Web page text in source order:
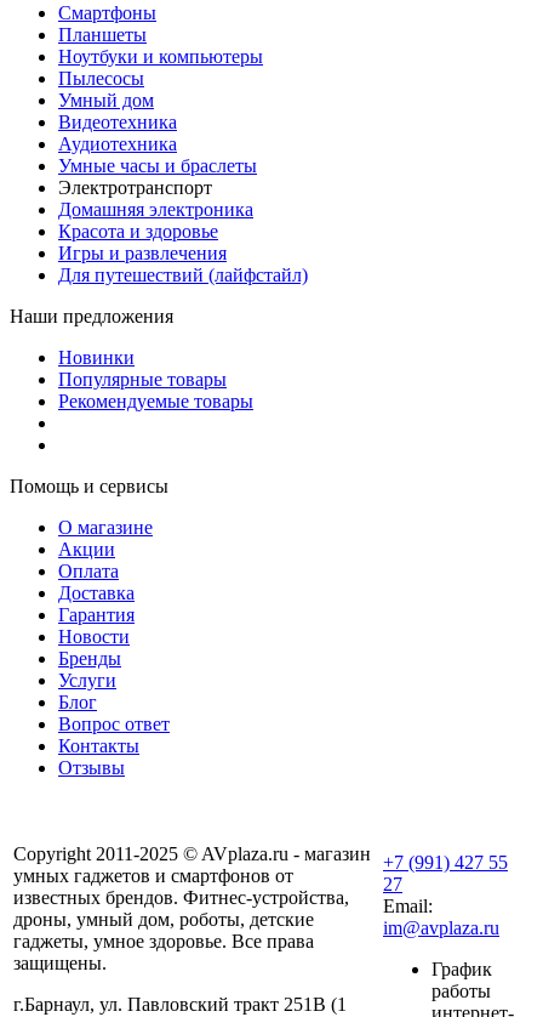
Смартфоны
Планшеты
Ноутбуки и компьютеры
Пылесосы
Умный дом
Видеотехника
Аудиотехника
Умные часы и браслеты
Электротранспорт
Домашняя электроника
Красота и здоровье
Игры и развлечения
Для путешествий (лайфстайл)
Наши предложения
Новинки
Популярные товары
Рекомендуемые товары
Помощь и сервисы
О магазине
Акции
Оплата
Доставка
Гарантия
Новости
Бренды
Услуги
Блог
Вопрос ответ
Контакты
Отзывы
Copyright 2011-2025 © AVplaza.ru - магазин
умных гаджетов и смартфонов от
известных брендов. Фитнес-устройства,
дроны, умный дом, роботы, детские
гаджеты, умное здоровье. Все права
защищены.
г.Барнаул, ул. Павловский тракт 251В (1
+7 (991) 427 55
27
Email:
im@avplaza.ru
График
работы
интернет-